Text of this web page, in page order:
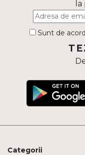
Sunt de
Categorii